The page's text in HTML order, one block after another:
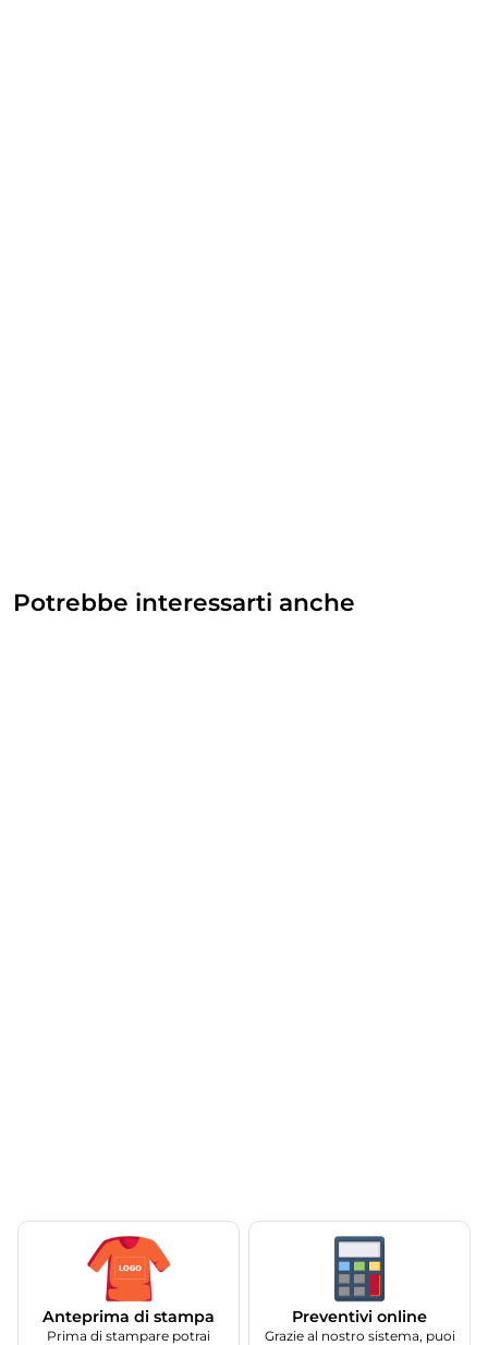
Potrebbe interessarti anche
Anteprima di stampa
Prima di stampare potrai
Preventivi online
Grazie al nostro sistema, puoi